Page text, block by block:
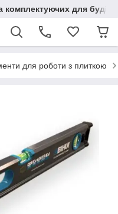
комплектуючих для
для роботи з плиткою